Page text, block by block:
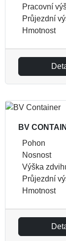
Pracovní
Průjezdní
Hmotnost
BV
Pohon
Nosnost
Výška
Průjezdní
Hmotnost